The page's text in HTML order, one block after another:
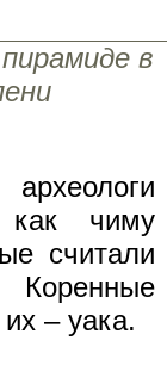
в
как чиму
считали
– уака.